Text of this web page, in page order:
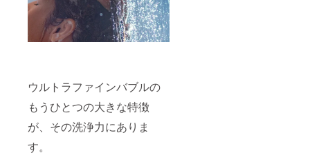
ウルトラファインバブルの
もうひとつの大きな特徴
が、その洗浄力にありま
す。